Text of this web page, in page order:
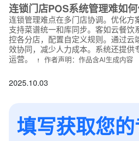
连锁门店POS系统管理难如何
连锁管理难点在多门店协调。优化方
支持菜谱统一和库同步。客如云餐饮
控各分店，配置自定义规则。通过云
效协同，减少人力成本。系统还提供
运营。
作者声明：作品含AI生成内容
2025.10.03
填写获取您